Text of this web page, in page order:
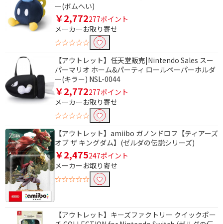
ー(ボムへい)
￥2,772277ポイント
メーカーお取り寄せ
☆☆☆☆☆
【アウトレット】任天堂販売|Nintendo Sales スー
パーマリオ ホーム&パーティ ロールペーパーホルダ
ー(キラー) NSL-0044
￥2,772277ポイント
メーカーお取り寄せ
☆☆☆☆☆
【アウトレット】amiibo ガノンドロフ【ティアーズ
オブ ザ キングダム】(ゼルダの伝説シリーズ)
￥2,475247ポイント
メーカーお取り寄せ
☆☆☆☆☆
【アウトレット】キーズファクトリー クイックポー